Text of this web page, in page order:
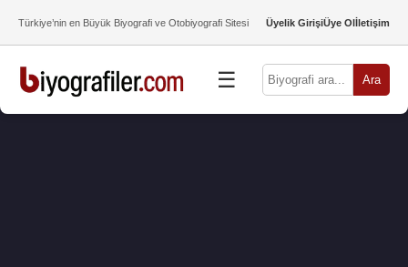
Türkiye’nin en Büyük Biyografi ve Otobiyografi Sitesi Üyelik GirişiÜye Olİletişim
☰ Ara